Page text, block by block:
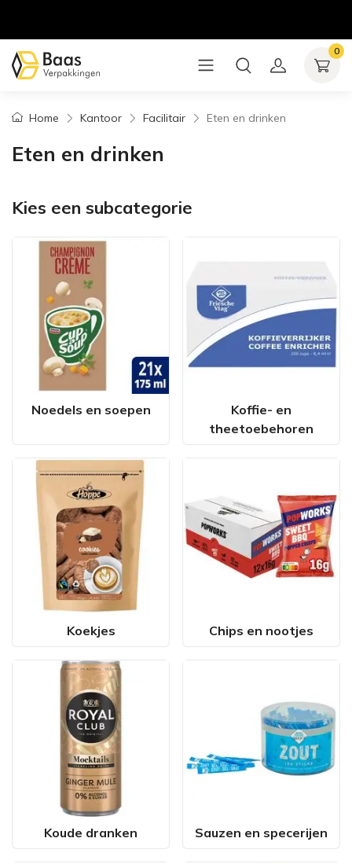
0
Home Kantoor Facilitair Eten en drinken
Eten en drinken
Kies een subcategorie
Noedels en soepen
Koffie- en
theetoebehoren
Koekjes Chips en nootjes
Koude dranken Sauzen en specerijen